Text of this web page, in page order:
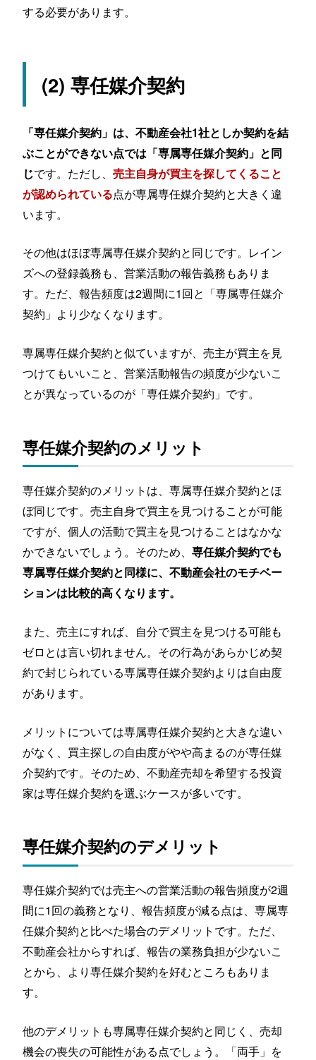
する必要があります。
(2) 専任媒介契約
「専任媒介契約」は、不動産会社1社としか契約を結
ぶことができない点では「専属専任媒介契約」と同
じです。ただし、売主自身が買主を探してくること
が認められている点が専属専任媒介契約と大きく違
います。
その他はほぼ専属専任媒介契約と同じです。レイン
ズへの登録義務も、営業活動の報告義務もありま
す。ただ、報告頻度は2週間に1回と「専属専任媒介
契約」より少なくなります。
専属専任媒介契約と似ていますが、売主が買主を見
つけてもいいこと、営業活動報告の頻度が少ないこ
とが異なっているのが「専任媒介契約」です。
専任媒介契約のメリット
専任媒介契約のメリットは、専属専任媒介契約とほ
ぼ同じです。売主自身で買主を見つけることが可能
ですが、個人の活動で買主を見つけることはなかな
かできないでしょう。そのため、専任媒介契約でも
専属専任媒介契約と同様に、不動産会社のモチベー
ションは比較的高くなります。
また、売主にすれば、自分で買主を見つける可能も
ゼロとは言い切れません。その行為があらかじめ契
約で封じられている専属専任媒介契約よりは自由度
があります。
メリットについては専属専任媒介契約と大きな違い
がなく、買主探しの自由度がやや高まるのが専任媒
介契約です。そのため、不動産売却を希望する投資
家は専任媒介契約を選ぶケースが多いです。
専任媒介契約のデメリット
専任媒介契約では売主への営業活動の報告頻度が2週
間に1回の義務となり、報告頻度が減る点は、専属専
任媒介契約と比べた場合のデメリットです。ただ、
不動産会社からすれば、報告の業務負担が少ないこ
とから、より専任媒介契約を好むところもありま
す。
他のデメリットも専属専任媒介契約と同じく、売却
機会の喪失の可能性がある点でしょう。「両手」を